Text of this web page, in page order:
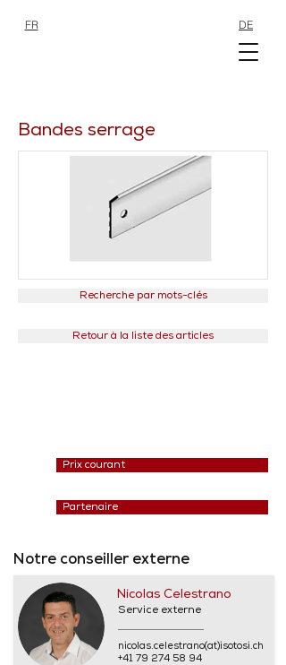
FR DE
Bandes serrage
Recherche par mots-clés
Retour à la liste des articles
Prix courant
Partenaire
Notre conseiller externe
Nicolas Celestrano
Service externe
nicolas.celestrano(at)isotosi.ch
+41 79 274 58 94